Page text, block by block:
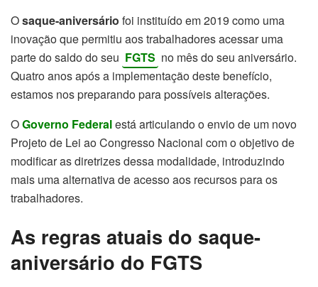
Osaque-aniversário foi instituído em 2019 como uma
inovação que permitiu aos trabalhadores acessar uma
parte do saldo do seu FGTS no mês do seu aniversário.
Quatro anos após a implementação deste benefício,
estamos nos preparando para possíveis alterações.
OGoverno Federalestá articulando o envio de um novo
Projeto de Lei ao Congresso Nacional com o objetivo de
modificar as diretrizes dessa modalidade, introduzindo
mais uma alternativa de acesso aos recursos para os
trabalhadores.
As regras atuais do saque-
aniversário do FGTS